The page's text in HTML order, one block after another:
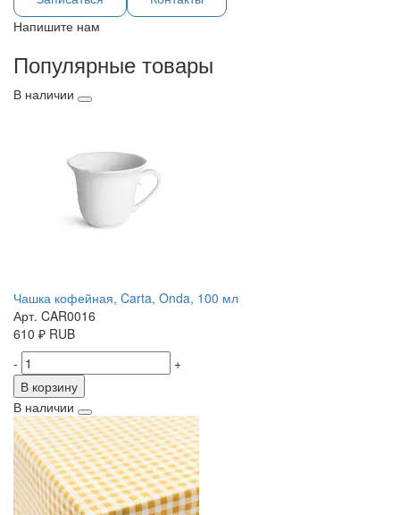
Напишите нам
Популярные товары
В наличии
Чашка кофейная, Carta, Onda, 100 мл
Арт. CAR0016
610 ₽ RUB
-
+
В корзину
В наличии